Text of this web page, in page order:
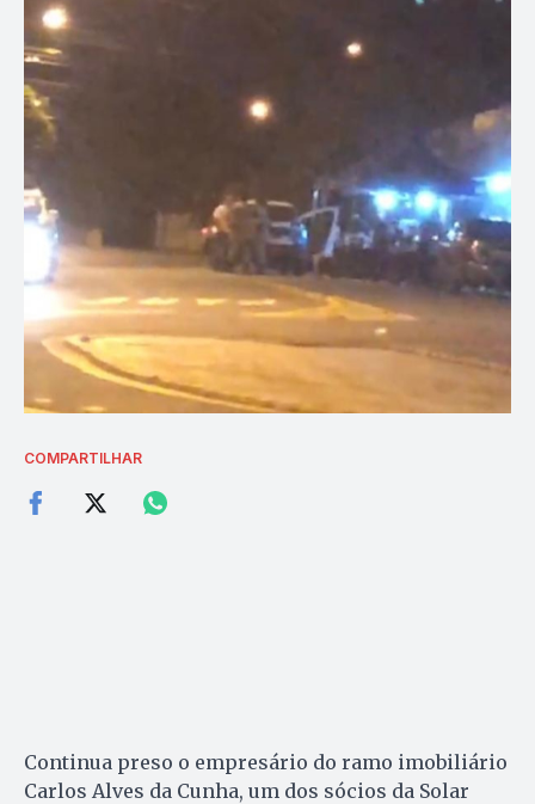
COMPARTILHAR
Continua preso o empresário do ramo imobiliário
Carlos Alves da Cunha, um dos sócios da Solar